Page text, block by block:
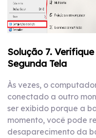
Solução 7.
Segunda Tela
Às vezes, o
conectado a outro
ser exibido porque a
momento, você pode
desaparecimento da